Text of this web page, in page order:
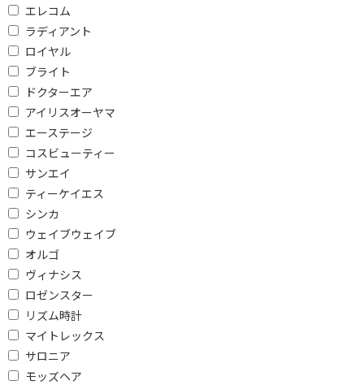
エレコム
ラディアント
ロイヤル
ブライト
ドクターエア
アイリスオーヤマ
エーステージ
コスビューティー
サンエイ
ティーケイエス
シンカ
ウェイブウェイブ
オルゴ
ヴィナシス
ロゼンスター
リズム時計
マイトレックス
サロニア
モッズヘア
ハンディマッサージャ
ネックマッサージャー
腰マッサージャー
アルコールチェッカー
ミラー
本体重量で絞り込む
500g未満
Bluetooth対応で絞り込む